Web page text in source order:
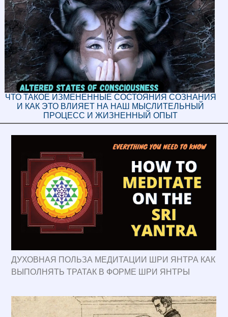
ЧТО ТАКОЕ ИЗМЕНЕННЫЕ СОСТОЯНИЯ СОЗНАНИЯ
И КАК ЭТО ВЛИЯЕТ НА НАШ МЫСЛИТЕЛЬНЫЙ
ПРОЦЕСС И ЖИЗНЕННЫЙ ОПЫТ
ДУХОВНАЯ ПОЛЬЗА МЕДИТАЦИИ ШРИ ЯНТРА КАК
ВЫПОЛНЯТЬ ТРАТАК В ФОРМЕ ШРИ ЯНТРЫ